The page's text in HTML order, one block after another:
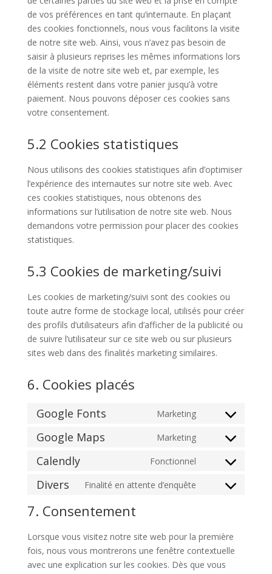
de vos préférences en tant qu’internaute. En plaçant
des cookies fonctionnels, nous vous facilitons la visite
de notre site web. Ainsi, vous n’avez pas besoin de
saisir à plusieurs reprises les mêmes informations lors
de la visite de notre site web et, par exemple, les
éléments restent dans votre panier jusqu’à votre
paiement. Nous pouvons déposer ces cookies sans
votre consentement.
5.2 Cookies statistiques
Nous utilisons des cookies statistiques afin d’optimiser
l’expérience des internautes sur notre site web. Avec
ces cookies statistiques, nous obtenons des
informations sur l’utilisation de notre site web. Nous
demandons votre permission pour placer des cookies
statistiques.
5.3 Cookies de marketing/suivi
Les cookies de marketing/suivi sont des cookies ou
toute autre forme de stockage local, utilisés pour créer
des profils d’utilisateurs afin d’afficher de la publicité ou
de suivre l’utilisateur sur ce site web ou sur plusieurs
sites web dans des finalités marketing similaires.
6. Cookies placés
Google Fonts Marketing
Consent
google-
Google Maps Marketing
Consent
google-
Calendly Fonctionnel
Consent
Divers Finalité en attente d’enquête
Consent
divers
7. Consentement
Lorsque vous visitez notre site web pour la première
fois, nous vous montrerons une fenêtre contextuelle
avec une explication sur les cookies. Dès que vous